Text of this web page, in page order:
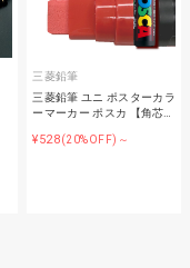
三菱鉛筆
三菱鉛筆 ユニ ポスターカラ
ーマーカー ポスカ 【角芯…
¥528(20%OFF)～